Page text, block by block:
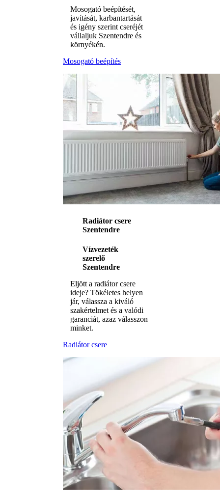
Mosogató beépítését,
javítását, karbantartását
és igény szerint cseréjét
vállaljuk Szentendre és
környékén.
Mosogató beépítés
Radiátor csere
Szentendre
Vízvezeték
szerelő
Szentendre
Eljött a radiátor csere
ideje? Tökéletes helyen
jár, válassza a kiváló
szakértelmet és a valódi
garanciát, azaz válasszon
minket.
Radiátor csere